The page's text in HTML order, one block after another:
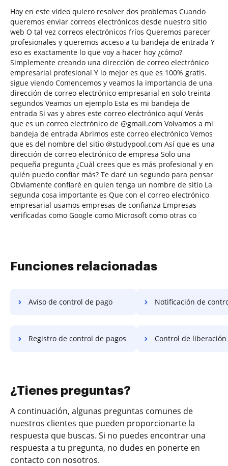
Hoy en este video quiero resolver dos problemas Cuando
queremos enviar correos electrónicos desde nuestro sitio
web O tal vez correos electrónicos fríos Queremos parecer
profesionales y queremos acceso a tu bandeja de entrada Y
eso es exactamente lo que voy a hacer hoy ¿cómo?
Simplemente creando una dirección de correo electrónico
empresarial profesional Y lo mejor es que es 100% gratis.
sigue viendo Comencemos y veamos la importancia de una
dirección de correo electrónico empresarial en solo treinta
segundos Veamos un ejemplo Esta es mi bandeja de
entrada Si vas y abres este correo electrónico aquí Verás
que es un correo electrónico de @gmail.com Volvamos a mi
bandeja de entrada Abrimos este correo electrónico Vemos
que es del nombre del sitio @studypool.com Así que es una
dirección de correo electrónico de empresa Solo una
pequeña pregunta ¿Cuál crees que es más profesional y en
quién puedo confiar más? Te daré un segundo para pensar
Obviamente confiaré en quien tenga un nombre de sitio La
segunda cosa importante es Que con el correo electrónico
empresarial usamos empresas de confianza Empresas
verificadas como Google como Microsoft como otras co
Funciones relacionadas
Aviso de control de pago Notificación de control
Registro de control de pagos Control de liberación
¿Tienes preguntas?
A continuación, algunas preguntas comunes de
nuestros clientes que pueden proporcionarte la
respuesta que buscas. Si no puedes encontrar una
respuesta a tu pregunta, no dudes en ponerte en
contacto con nosotros.